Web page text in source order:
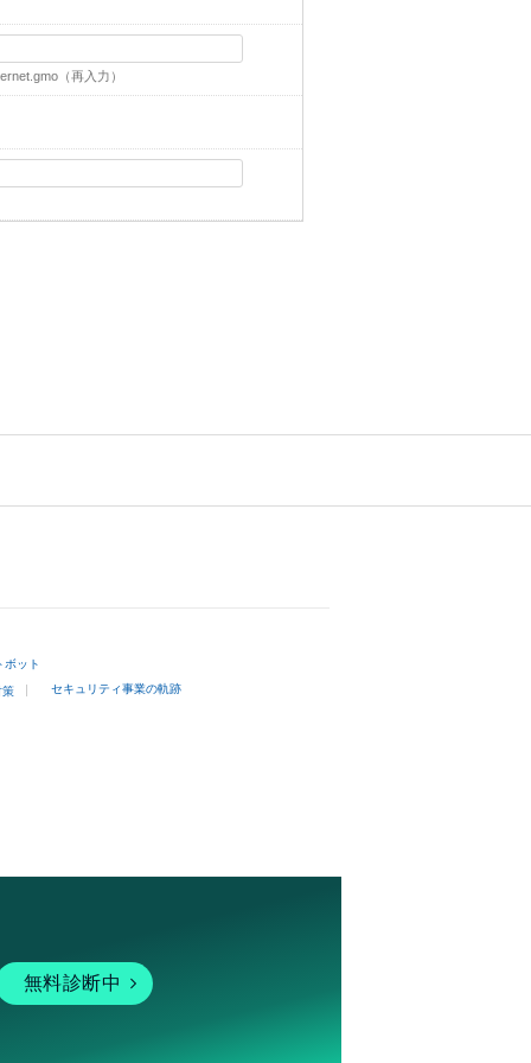
（再入力）
ボット
策 セキュリティ事業の軌跡
無料診断中